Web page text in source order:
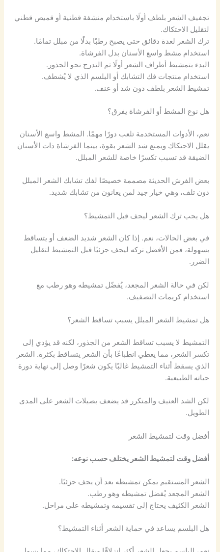
تجفيف الشعر بلطف أولًا باستخدام منشفة قطنية أو قميص قطني
لتقليل الاحتكاك.
ترك الشعر لعدة دقائق حتى يصبح رطبًا بدلًا من مبلل تمامًا.
استخدام مشط واسع الأسنان بدل الفرشاة.
البدء بتمشيط أطراف الشعر أولًا ثم التدرج نحو الجذور.
استخدام منتجات فك التشابك أو البلسم الذي لا يُشطف.
تمشيط الشعر بلطف دون شد أو عنف.
هل نوع المشط أو الفرشاة يفرق؟
نعم، الأدوات المستخدمة تلعب دورًا مهمًا. المشط واسع الأسنان
يقلل الاحتكاك ويمنع شد الشعر بقوة، بينما الفرشاة ذات الأسنان
الضيقة قد تسبب تكسرًا خاصة للشعر المبلل.
بعض الفرش الحديثة مصممة خصيصًا لفك تشابك الشعر المبلل
دون تلف، وهي خيار جيد لمن يعانون من تشابك شديد.
هل يجب ترك الشعر ليجف قبل التمشيط؟
في بعض الحالات، نعم. إذا كان الشعر شديد الضعف أو يتساقط
بسهولة، فمن الأفضل تركه ليجف جزئيًا قبل التمشيط لتقليل
الضرر.
لكن في حالة الشعر المجعد، يُفضّل تمشيطه وهو رطب مع
استخدام كريمات التصفيف.
هل تمشيط الشعر المبلل يسبب تساقط الشعر؟
التمشيط لا يسبب تساقط الشعر من الجذور، لكنه قد يؤدي إلى
تكسر الشعر، مما يعطي انطباعًا بأن الشعر يتساقط بكثرة. الشعر
الذي يسقط أثناء التمشيط غالبًا يكون شعرًا وصل إلى نهاية دورة
حياته الطبيعية.
لكن الشد العنيف والمتكرر قد يضعف بصيلات الشعر على المدى
الطويل.
أفضل وقت لتمشيط الشعر
أفضل وقت لتمشيط الشعر يختلف حسب نوعه:
الشعر المستقيم يمكن تمشيطه بعد أن يجف جزئيًا.
الشعر المجعد يُفضل تمشيطه وهو رطب.
الشعر الكثيف يحتاج إلى تقسيمه وتمشيطه على مراحل.
هل البلسم يساعد في حماية الشعر أثناء التمشيط؟